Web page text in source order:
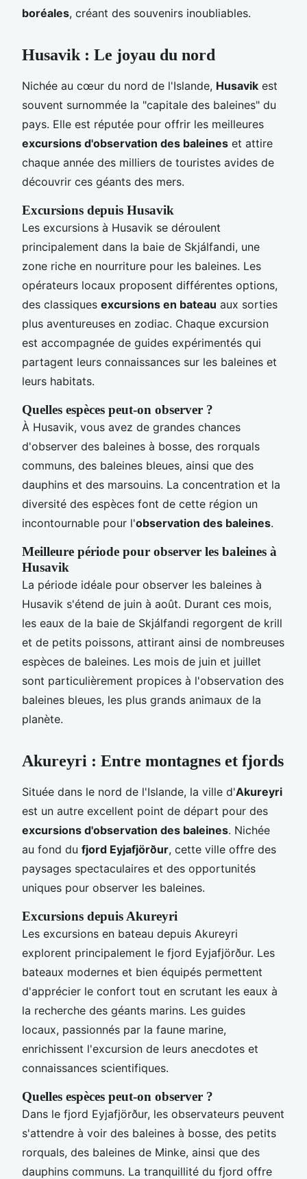
boréales, créant des souvenirs inoubliables.
Husavik : Le joyau du nord
Nichée au cœur du nord de l'Islande, Husavik est
souvent surnommée la "capitale des baleines" du
pays. Elle est réputée pour offrir les meilleures
excursions d'observation des baleines et attire
chaque année des milliers de touristes avides de
découvrir ces géants des mers.
Excursions depuis Husavik
Les excursions à Husavik se déroulent
principalement dans la baie de Skjálfandi, une
zone riche en nourriture pour les baleines. Les
opérateurs locaux proposent différentes options,
des classiques excursions en bateau aux sorties
plus aventureuses en zodiac. Chaque excursion
est accompagnée de guides expérimentés qui
partagent leurs connaissances sur les baleines et
leurs habitats.
Quelles espèces peut-on observer ?
À Husavik, vous avez de grandes chances
d'observer des baleines à bosse, des rorquals
communs, des baleines bleues, ainsi que des
dauphins et des marsouins. La concentration et la
diversité des espèces font de cette région un
incontournable pour l'observation des baleines.
Meilleure période pour observer les baleines à
Husavik
La période idéale pour observer les baleines à
Husavik s'étend de juin à août. Durant ces mois,
les eaux de la baie de Skjálfandi regorgent de krill
et de petits poissons, attirant ainsi de nombreuses
espèces de baleines. Les mois de juin et juillet
sont particulièrement propices à l'observation des
baleines bleues, les plus grands animaux de la
planète.
Akureyri : Entre montagnes et fjords
Située dans le nord de l'Islande, la ville d'Akureyri
est un autre excellent point de départ pour des
excursions d'observation des baleines. Nichée
au fond du fjord Eyjafjörður, cette ville offre des
paysages spectaculaires et des opportunités
uniques pour observer les baleines.
Excursions depuis Akureyri
Les excursions en bateau depuis Akureyri
explorent principalement le fjord Eyjafjörður. Les
bateaux modernes et bien équipés permettent
d'apprécier le confort tout en scrutant les eaux à
la recherche des géants marins. Les guides
locaux, passionnés par la faune marine,
enrichissent l'excursion de leurs anecdotes et
connaissances scientifiques.
Quelles espèces peut-on observer ?
Dans le fjord Eyjafjörður, les observateurs peuvent
s'attendre à voir des baleines à bosse, des petits
rorquals, des baleines de Minke, ainsi que des
dauphins communs. La tranquillité du fjord offre